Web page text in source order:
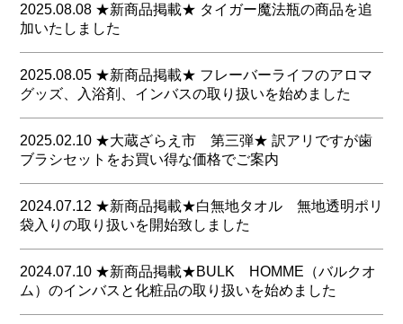
商品はこちらから
カラースリッパの新色を追加いたしました
高品質と手ごろな価格を両立した使い捨てスリッパを掲載いた
しました
色違いのセッティング等、様々にお使いいただけるかと思いま
す
商品はこちらから
2025.08.08 ★新商品掲載★ タイガー魔法瓶の商品を追
加いたしました
タイガー魔法瓶より厨房機器を追加で掲載いたしました
厨房内だけではなくブッフェ会場、貸別荘、民泊、グランピン
グ等でもご使用いただけるラインナップとなっておりますので
是非ご確認下さいませ
商品は、こちらから
2025.08.05 ★新商品掲載★ フレーバーライフのアロマ
グッズ、入浴剤、インバスの取り扱いを始めました
新たにアロマテラピー専門店より安心・信頼してお使い
いただける商品をご提案いたします
2025.02.10 ★大蔵ざらえ市 第三弾★ 訳アリですが歯
ブラシセットをお買い得な価格でご案内
大蔵ざらえ市で販売しておりました歯ブラシで４アイテ
ムにつきましては
商品は、こちらから
2024.07.12 ★新商品掲載★白無地タオル 無地透明ポリ
袋入りの取り扱いを開始致しました
以前よりご好評いただいている白無地タオル＋歯ブラシ
入り＋乳白ポリ袋入りに追加して
2024.07.10 ★新商品掲載★BULK HOMME（バルクオ
ム）のインバスと化粧品の取り扱いを始めました